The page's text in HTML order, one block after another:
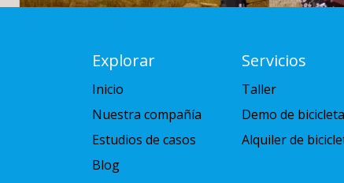
Explorar
Inicio
Nuestra compañía
Estudios de casos
Blog
Servicios
Taller
Demo de
Alquiler de